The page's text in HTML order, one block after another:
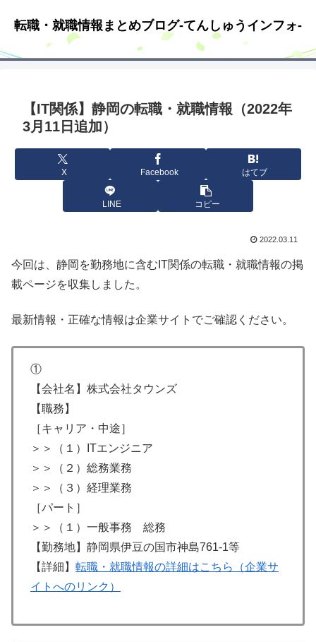
転職・就職情報まとめブログ-てんしゅうインフォ-
【IT関係】静岡の転職・就職情報（2022年
3月11日追加）
X Facebook はてブ
LINE コピー
2022.03.11
今回は、静岡を勤務地に含むIT関係の転職・就職情報の掲
載ページを収集しました。
最新情報・正確な情報は企業サイトでご確認ください。
①
【会社名】株式会社タウンズ
【職務】
［キャリア・中途］
＞＞（１）ITエンジニア
＞＞（２）総務業務
＞＞（３）経理業務
［パート］
＞＞（１）一般事務 総務
【勤務地】静岡県伊⾖の国市神島761-1等
【詳細】 転職・就職情報の詳細はこちら（企業サ
イトへのリンク）